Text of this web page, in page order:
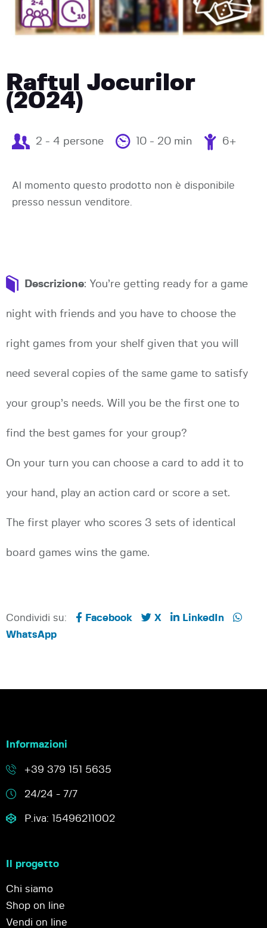
Raftul Jocurilor
(2024)
2 - 4 persone 10 - 20 min 6+
Al momento questo prodotto non è disponibile
presso nessun venditore.
Descrizione: You’re getting ready for a game
night with friends and you have to choose the
right games from your shelf given that you will
need several copies of the same game to satisfy
your group’s needs. Will you be the first one to
find the best games for your group?
On your turn you can choose a card to add it to
your hand, play an action card or score a set.
The first player who scores 3 sets of identical
board games wins the game.
Condividi su: Facebook X
LinkedIn
WhatsApp
Informazioni
+39 379 151 5635
24/24 - 7/7
P.iva: 15496211002
Il progetto
Chi siamo
Shop on line
Vendi on line